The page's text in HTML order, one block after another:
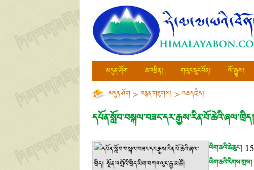
མདུན་ཤོག
ཆ་འཕྲིན། གཡུང་དྲུང་བོན། ལོ་རྒྱུས།
མདུན་ཤོག>བརྙན་གཟུགས། >འཆད་ཁྲིད།
ཡིག་ཆའི་ཆེ་ཆུང་།
ཡིག་ཆའི་རིགས་གྲས།